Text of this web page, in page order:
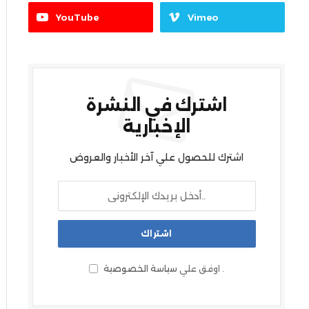
YouTube Vimeo
اشترك في النشرة
الإخبارية
اشترك للحصول علي آخر الأخبار والعروض
اوفق علي سياسة الخصوصية .